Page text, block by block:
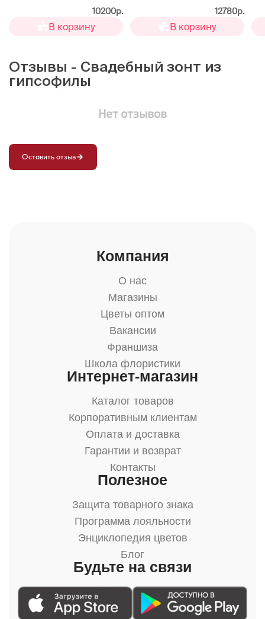
10200р.
В корзину
12780р.
В корзину
Отзывы - Свадебный зонт из
гипсофилы
Нет отзывов
Оставить отзыв
Компания
О нас
Магазины
Цветы оптом
Вакансии
Франшиза
Школа флористики
Интернет-магазин
Каталог товаров
Корпоративным клиентам
Оплата и доставка
Гарантии и возврат
Контакты
Полезное
Защита товарного знака
Программа лояльности
Энциклопедия цветов
Блог
Будьте на связи